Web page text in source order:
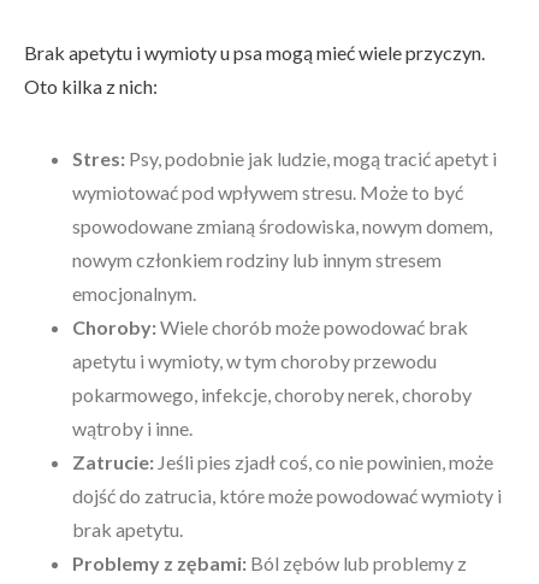
Brak apetytu i wymioty u psa mogą mieć wiele przyczyn.
Oto kilka z nich:
Stres: Psy, podobnie jak ludzie, mogą tracić apetyt i
wymiotować pod wpływem stresu. Może to być
spowodowane zmianą środowiska, nowym domem,
nowym członkiem rodziny lub innym stresem
emocjonalnym.
Choroby:Wiele chorób może powodować brak
apetytu i wymioty, w tym choroby przewodu
pokarmowego, infekcje, choroby nerek, choroby
wątroby i inne.
Zatrucie: Jeśli pies zjadł coś, co nie powinien, może
dojść do zatrucia, które może powodować wymioty i
brak apetytu.
Problemy z zębami: Ból zębów lub problemy z